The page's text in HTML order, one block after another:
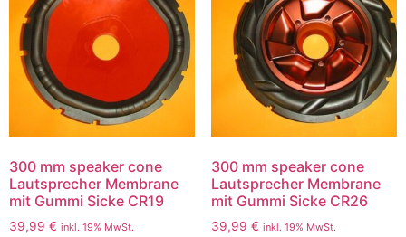
300 mm speaker cone
Lautsprecher Membrane
mit Gummi Sicke CR19
39,99 € inkl. 19% MwSt.
300 mm speaker cone
Lautsprecher Membrane
mit Gummi Sicke CR26
39,99 € inkl. 19% MwSt.